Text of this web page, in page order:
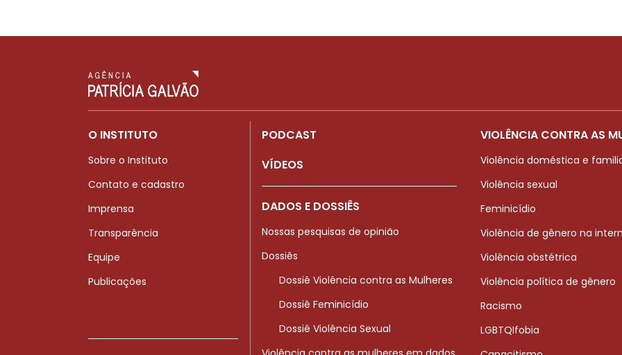
O INSTITUTO
Sobre o Instituto
Contato e cadastro
Imprensa
Transparência
Equipe
Publicações
PODCAST
VÍDEOS
DADOS E DOSSIÊS
Nossas pesquisas de opinião
Dossiês
Dossiê Violência contra as Mulheres
Dossiê Feminicídio
Dossiê Violência Sexual
VIOLÊNCIA CONTRA AS
Violência doméstica e
Violência sexual
Feminicídio
Violência de gênero na
Violência obstétrica
Violência política de gênero
Racismo
LGBTQIfobia